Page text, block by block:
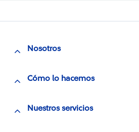
Nosotros
Cómo lo hacemos
Nuestros servicios